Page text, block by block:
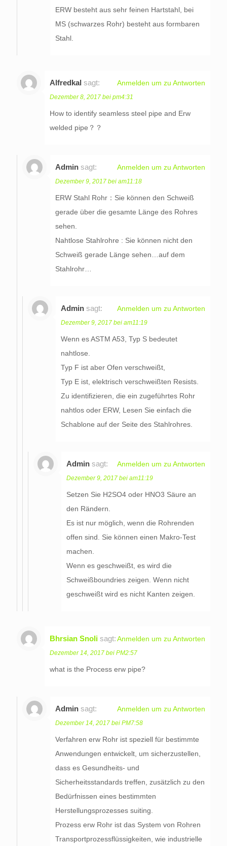
ERW besteht aus sehr feinen Hartstahl, bei
MS (schwarzes Rohr) besteht aus formbaren
Stahl.
Alfredkal sagt:
Dezember 8, 2017 bei pm4:31
How to identify seamless steel pipe and Erw
welded pipe？？
Anmelden um zu Antworten
Admin sagt:
Dezember 9, 2017 bei am11:18
ERW Stahl Rohr：Sie können den Schweiß
gerade über die gesamte Länge des Rohres
sehen.
Nahtlose Stahlrohre : Sie können nicht den
Schweiß gerade Länge sehen…auf dem
Stahlrohr…
Anmelden um zu Antworten
Admin sagt:
Dezember 9, 2017 bei am11:19
Wenn es ASTM A53, Typ S bedeutet
nahtlose.
Typ F ist aber Ofen verschweißt,
Typ E ist, elektrisch verschweißten Resists.
Zu identifizieren, die ein zugeführtes Rohr
nahtlos oder ERW, Lesen Sie einfach die
Schablone auf der Seite des Stahlrohres.
Anmelden um zu Antworten
Admin sagt:
Dezember 9, 2017 bei am11:19
Setzen Sie H2SO4 oder HNO3 Säure an
den Rändern.
Es ist nur möglich, wenn die Rohrenden
offen sind. Sie können einen Makro-Test
machen.
Wenn es geschweißt, es wird die
Schweißboundries zeigen. Wenn nicht
geschweißt wird es nicht Kanten zeigen.
Anmelden um zu Antworten
Bhrsian Snoli sagt:
Dezember 14, 2017 bei PM2:57
what is the Process erw pipe?
Anmelden um zu Antworten
Admin sagt:
Dezember 14, 2017 bei PM7:58
Verfahren erw Rohr ist speziell für bestimmte
Anwendungen entwickelt, um sicherzustellen,
dass es Gesundheits- und
Sicherheitsstandards treffen, zusätzlich zu den
Bedürfnissen eines bestimmten
Herstellungsprozesses suiting.
Prozess erw Rohr ist das System von Rohren
Transportprozessflüssigkeiten, wie industrielle
Anmelden um zu Antworten